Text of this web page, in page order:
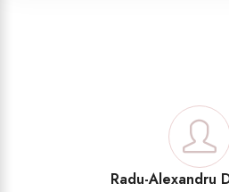
Radu-Alexandru